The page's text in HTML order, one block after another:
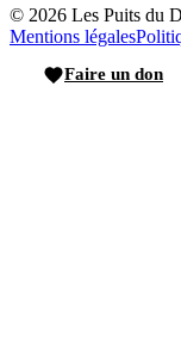
© 2026 Les Puits du
Mentions légales
Faire un don